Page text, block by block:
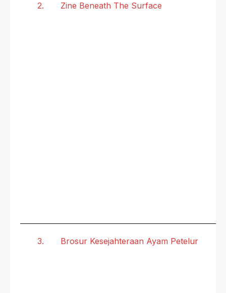
2. Zine Beneath The Surface
3. Brosur Kesejahteraan Ayam Petelur